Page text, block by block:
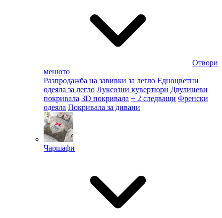
Отвори
менюто
Разпродажба на завивки за легло Едноцветни
одеяла за легло Луксозни кувертюри Двулицеви
покривала 3D покривала + 2 следващи Френски
одеяла Покривала за дивани
Чаршафи